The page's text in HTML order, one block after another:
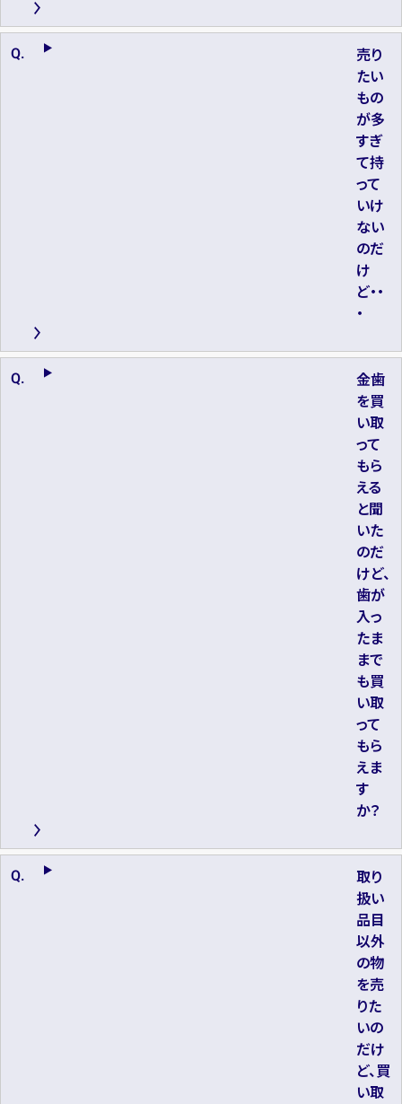
売り
たい
もの
が多
すぎ
て持
って
いけ
ない
のだ
け
ど・・
・
金歯
を買
い取
って
もら
える
と聞
いた
のだ
けど、
歯が
入っ
たま
まで
も買
い取
って
もら
えま
す
か？
取り
扱い
品目
以外
の物
を売
りた
いの
だけ
ど、買
い取